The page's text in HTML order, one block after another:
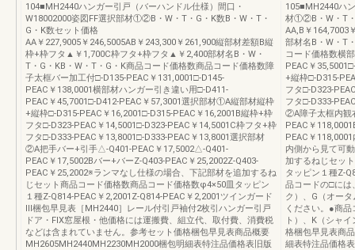
104■MH2440ハンガー引戸（バーハンドル仕様）間口・
W18002000姿図FF選択部材①②B・W・T・G・K数B・W・T・
G・K数セット価格
AA￥227,9005￥246,5005AB￥243,300￥261,900縦部材差額B縦
枠+枠フタ▲￥1,700C枠フタ+枠フタ▲￥2,400部材名B・W・
T・G・KB・W・T・G・K商品コード価格数商品コード価格数障
子太框バー加工付□-D135-PEAC￥131,0001□-D145-
PEAC￥138,0001横部材ハンガー引き違い用□-D411-
PEAC￥45,7001□-D412-PEAC￥57,3001選択部材①A縦部材縦枠
+縦枠□-D315-PEAC￥16,2001□-D315-PEAC￥16,2001B縦枠+枠
フタ□-D323-PEAC￥14,5001□-D323-PEAC￥14,5001C枠フタ+枠
フタ□-D333-PEAC￥13,8001□-D333-PEAC￥13,8001選択部材
②A把手バー+引手△-Q401-PEAC￥17,5002△-Q401-
PEAC￥17,5002Bバー+バーZ-Q403-PEAC￥25,2002Z-Q403-
PEAC￥25,2002※ランマなし仕様の場合、下記部材を追加するね
じセット商品コード価格数商品コード価格数φ4×50皿タッピン
１種Z-Q814-PEAC￥2,2001Z-Q814-PEAC￥2,2001ツインガード
Ⅲ梱包早見表［MH2440］レール付引戸袖付2枚引ハンガー引戸
ドア・FIX窓屋根・他価格には運搬費、組立代、取付費、消費税
などは含まれていません。参考セット価格梱包早見表商品概要
MH2605MH2440MH2230MH2000梱包明細表特注品価格表旧版
105■MH2440ハ
材①②B・W・T・
AA,B￥164,7003
部材名B・W・T
コード価格数横
PEAC￥
+縦枠□-D315-
フタ□-D323-
フタ□-D333-
②A障子太框内観
PEAC￥
PEAC￥
内側から見て可
加するねじセッ
タッピン１種Z-
品コードの□には
ク）、G（オー
ください。●商
ト）、K（シャ
格梱包早見表商
細表特注品価格